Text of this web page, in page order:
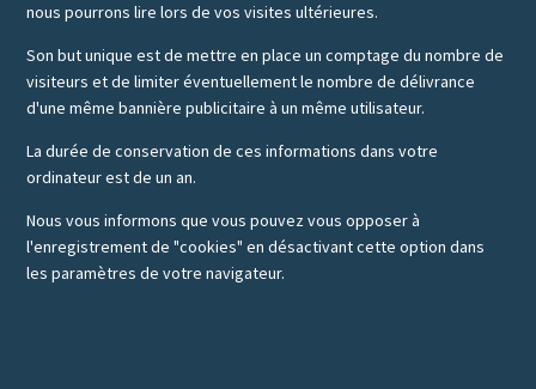
nous pourrons lire lors de vos visites ultérieures.
Son but unique est de mettre en place un comptage du nombre de
visiteurs et de limiter éventuellement le nombre de délivrance
d'une même bannière publicitaire à un même utilisateur.
La durée de conservation de ces informations dans votre
ordinateur est de un an.
Nous vous informons que vous pouvez vous opposer à
l'enregistrement de "cookies" en désactivant cette option dans
les paramètres de votre navigateur.